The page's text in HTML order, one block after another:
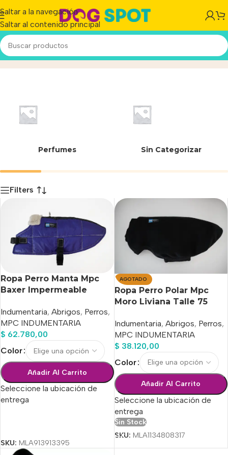
Saltar a la navegación
Saltar al contenido principal
75 cmInicio/Producto
Perfumes Sin Categorizar
Filters
Ropa Perro Manta Mpc
Baxer Impermeable
Indumentaria, Abrigos, Perros,
MPC INDUMENTARIA
$ 62.780,00
Color
Añadir Al Carrito
Seleccione la ubicación de
entrega
SKU: MLA913913395
AGOTADO
Ropa Perro Polar Mpc
Moro Liviana Talle 75
Indumentaria, Abrigos, Perros,
MPC INDUMENTARIA
$ 38.120,00
Color
Añadir Al Carrito
Seleccione la ubicación de
entrega
Sin Stock
SKU: MLA1134808317